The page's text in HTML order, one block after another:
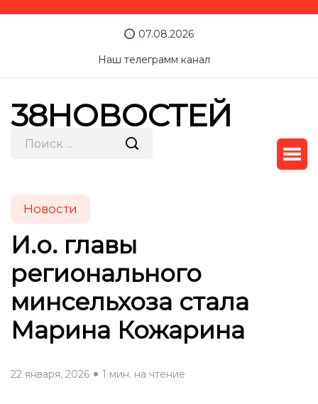
07.08.2026
Наш телеграмм канал
38НОВОСТЕЙ
Новости
И.о. главы
регионального
минсельхоза стала
Марина Кожарина
22 января, 2026 1 мин. на чтение